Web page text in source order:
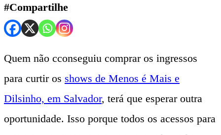
#Compartilhe
Quem não cconseguiu comprar os ingressos
para curtir os shows de Menos é Mais e
Dilsinho, em Salvador, terá que esperar outra
oportunidade. Isso porque todos os acessos para